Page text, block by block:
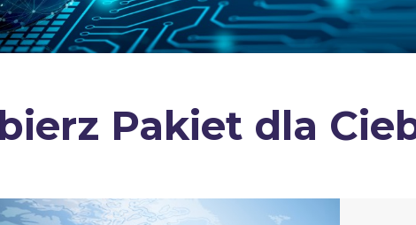
Pakiet dla